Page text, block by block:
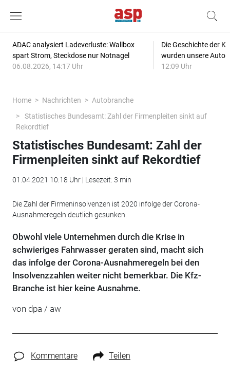
ADAC analysiert Ladeverluste: Wallbox
spart Strom, Steckdose nur Notnagel
06.08.2026, 14:17 Uhr
Die Geschichte der
wurden unsere
12:09 Uhr
Home Nachrichten
Autobranche
Statistisches Bundesamt: Zahl der Firmenpleiten sinkt auf
Rekordtief
Statistisches Bundesamt: Zahl der
Firmenpleiten sinkt auf Rekordtief
01.04.2021 10:18 Uhr | Lesezeit: 3 min
Die Zahl der Firmeninsolvenzen ist 2020 infolge der Corona-
Ausnahmeregeln deutlich gesunken.
Obwohl viele Unternehmen durch die Krise in
schwieriges Fahrwasser geraten sind, macht sich
das infolge der Corona-Ausnahmeregeln bei den
Insolvenzzahlen weiter nicht bemerkbar. Die Kfz-
Branche ist hier keine Ausnahme.
von dpa / aw
Kommentare Teilen